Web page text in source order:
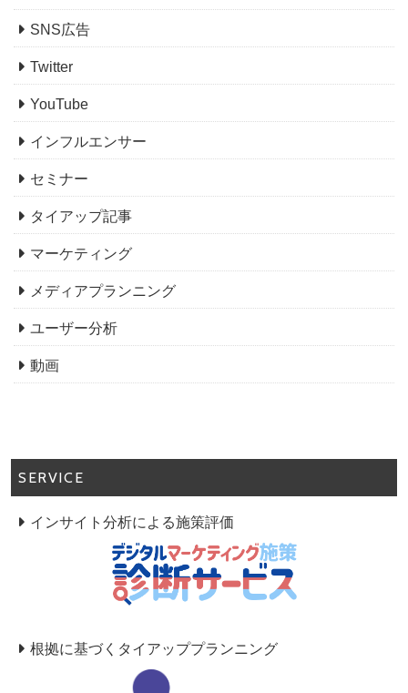
SNS広告
Twitter
YouTube
インフルエンサー
セミナー
タイアップ記事
マーケティング
メディアプランニング
ユーザー分析
動画
SERVICE
インサイト分析による施策評価
根拠に基づくタイアッププランニング